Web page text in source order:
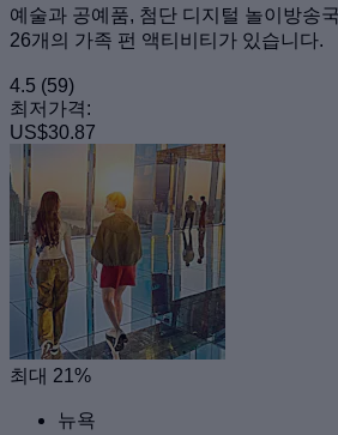
예술과 공예품, 첨단 디지털 놀이방송
26개의 가족 펀 액티비티가 있습니다.
4.5 (59)
최저가격:
US$30.87
최대 21%
뉴욕